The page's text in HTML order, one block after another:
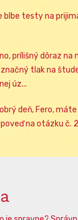
blbe testy na
prílišný dôraz
tlak na
úz...
deň, Fero,
na otázku č.